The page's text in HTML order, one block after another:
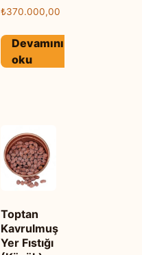
₺370.000,00
Devamını
oku
Toptan
Kavrulmuş
Yer Fıstığı